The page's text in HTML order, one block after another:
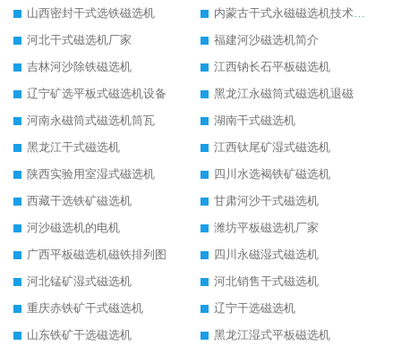
山西密封干式选铁磁选机
内蒙古干式永磁磁选机技术要求
河北干式磁选机厂家
福建河沙磁选机简介
吉林河沙除铁磁选机
江西钠长石平板磁选机
辽宁矿选平板式磁选机设备
黑龙江永磁筒式磁选机退磁
河南永磁筒式磁选机筒瓦
湖南干式磁选机
黑龙江干式磁选机
江西钛尾矿湿式磁选机
陕西实验用室湿式磁选机
四川水选褐铁矿磁选机
西藏干选铁矿磁选机
甘肃河沙干式磁选机
河沙磁选机的电机
潍坊平板磁选机厂家
广西平板磁选机磁铁排列图
四川永磁湿式磁选机
河北锰矿湿式磁选机
河北销售干式磁选机
重庆赤铁矿干式磁选机
辽宁干选磁选机
山东铁矿干选磁选机
黑龙江湿式平板磁选机